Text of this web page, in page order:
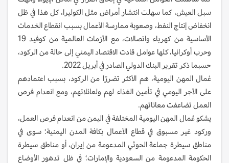
سبل العيش، كما سهلت انتشار أمراض مثل الكوليرا، كل هذا في ظل
انخفاض إنتاج النفط، وصعوبة ممارسة الأعمال بسبب انقطاع الخدمات
الأساسية من كهرباء واتصالات، مع الأزمات العالمية من كوفيد 19
وحرب أوكرانيا، كلها عوامل قادت الاقتصاد اليمني إلى حالة من الركود،
حسبما ذكر تقرير البنك الدولي الصادر في أبريل 2022.
عُمال المهن اليومية، هم الأكثر تضررًا من الركود، بسبب اعتمادهم
على الأجر اليومي في تأمين الغذاء لهم ولعائلاتهم، ومع انعدام فرص
العمل تضاعفت معاناتهم.
يشكو عُمال المهن اليومية المختلفة في اليمن من انعدام فرص العمل،
وركود غير مسبوق في قطاع الأعمال بكافة المدن اليمنية؛ سوى في
مناطق سيطرة جماعة الحوثي المدعومة من إيران، أو مناطق سيطرة
الحكومة المدعومة من السعودية والإمارات؛ في ظل تدهور الأوضاع